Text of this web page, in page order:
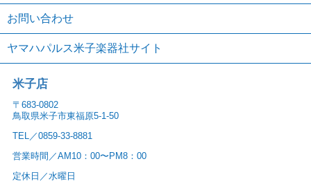
お問い合わせ
ヤマハパルス米子楽器社サイト
米子店
〒683-0802
鳥取県米子市東福原5-1-50
TEL／0859-33-8881
営業時間／AM10：00〜PM8：00
定休日／水曜日